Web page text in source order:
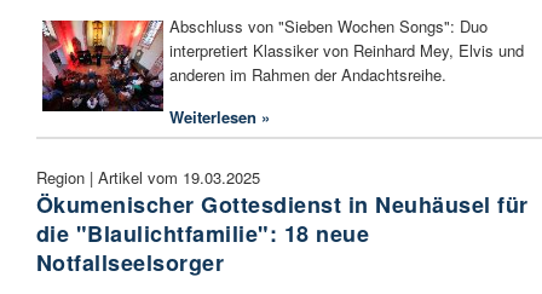
Abschluss von "Sieben Wochen Songs": Duo
interpretiert Klassiker von Reinhard Mey, Elvis und
anderen im Rahmen der Andachtsreihe.
Weiterlesen »
Region | Artikel vom 19.03.2025
Ökumenischer Gottesdienst in Neuhäusel für
die "Blaulichtfamilie": 18 neue
Notfallseelsorger